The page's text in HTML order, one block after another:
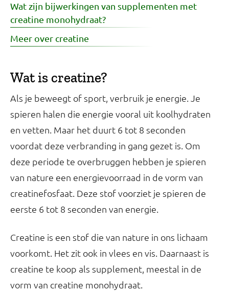
Wat zijn bijwerkingen van supplementen met
creatine monohydraat?
Meer over creatine
Wat is creatine?
Als je beweegt of sport, verbruik je energie. Je
spieren halen die energie vooral uit koolhydraten
en vetten. Maar het duurt 6 tot 8 seconden
voordat deze verbranding in gang gezet is. Om
deze periode te overbruggen hebben je spieren
van nature een energievoorraad in de vorm van
creatinefosfaat. Deze stof voorziet je spieren de
eerste 6 tot 8 seconden van energie.
Creatine is een stof die van nature in ons lichaam
voorkomt. Het zit ook in vlees en vis. Daarnaast is
creatine te koop als supplement, meestal in de
vorm van creatine monohydraat.